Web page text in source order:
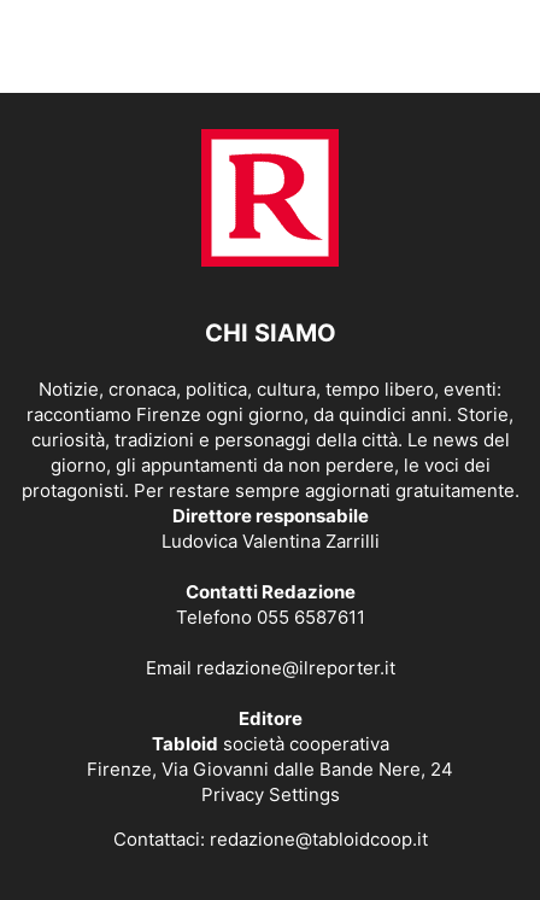
CHI SIAMO
Notizie, cronaca, politica, cultura, tempo libero, eventi:
raccontiamo Firenze ogni giorno, da quindici anni. Storie,
curiosità, tradizioni e personaggi della città. Le news del
giorno, gli appuntamenti da non perdere, le voci dei
protagonisti. Per restare sempre aggiornati gratuitamente.
Direttore responsabile
Ludovica Valentina Zarrilli
Contatti Redazione
Telefono 055 6587611
Email redazione@ilreporter.it
Editore
Tabloid società cooperativa
Firenze, Via Giovanni dalle Bande Nere, 24
Privacy Settings
Contattaci: redazione@tabloidcoop.it